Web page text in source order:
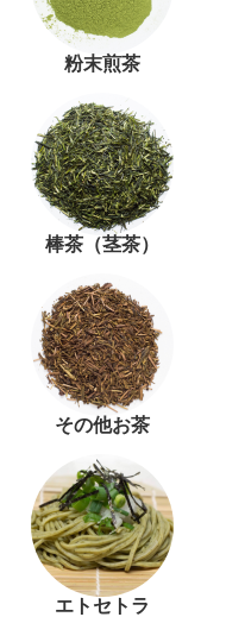
粉末煎茶
棒茶（茎茶）
その他お茶
エトセトラ